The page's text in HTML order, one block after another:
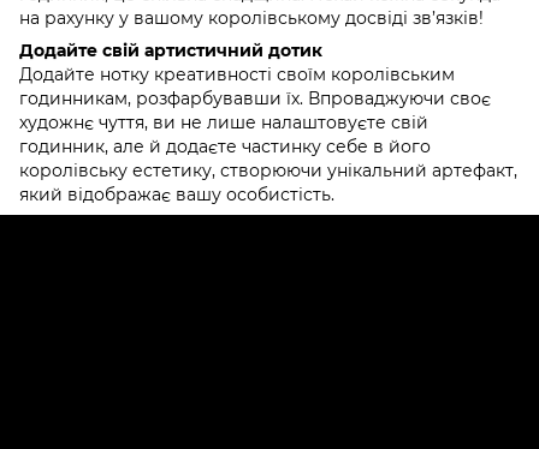
на рахунку у вашому королівському досвіді зв’язків!
Додайте свій артистичний дотик
Додайте нотку креативності своїм королівським
годинникам, розфарбувавши їх. Впроваджуючи своє
художнє чуття, ви не лише налаштовуєте свій
годинник, але й додаєте частинку себе в його
королівську естетику, створюючи унікальний артефакт,
який відображає вашу особистість.